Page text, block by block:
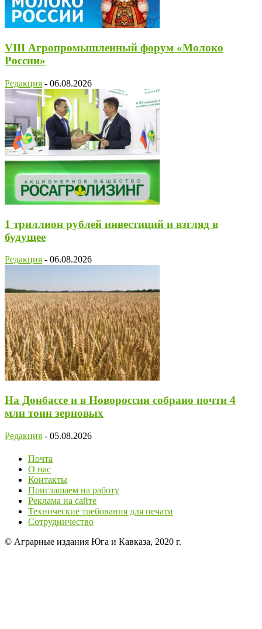
VIII Агропромышленный форум «Молоко
России»
Редакция - 06.08.2026
1 триллион рублей инвестиций и взгляд в
будущее
Редакция - 06.08.2026
На Донбассе и в Новороссии собрано почти 4
млн тонн зерновых
Редакция - 05.08.2026
Почта
О нас
Контакты
Приглашаем на работу
Реклама на сайте
Технические требования для печати
Сотрудничество
© Аграрные издания Юга и Кавказа, 2020 г.